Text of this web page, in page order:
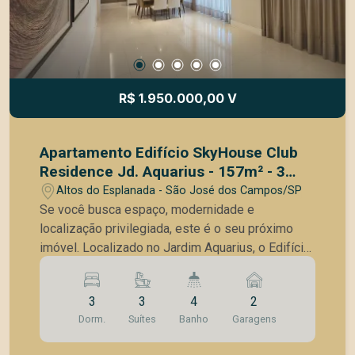
Jacareí, oferecendo a tranquilidade de um bairro
residencial com o vetor de crescimento de SJC e
forte demanda para locação. Não perca essa
oportunidade estratégica. Entre em contato e
agende sua visita!
R$ 1.950.000,00 V
Apartamento Edifício SkyHouse Club
Residence Jd. Aquarius - 157m² - 3
Suítes - 2 vagas - Andar Alto
Altos do Esplanada - São José dos Campos/SP
Se você busca espaço, modernidade e
localização privilegiada, este é o seu próximo
imóvel. Localizado no Jardim Aquarius, o Edifício
SkyHouse combina a praticidade urbana com o
lazer de um resort. Destaques do Imóvel:157 m²
de área privativa muito bem distribuídos. Andar
alto, garantindo ventilação constante e vista
privilegiada. 3 Suítes confortáveis e bem
3
Dorm.
3
Suítes
4
Banho
2
Garagens